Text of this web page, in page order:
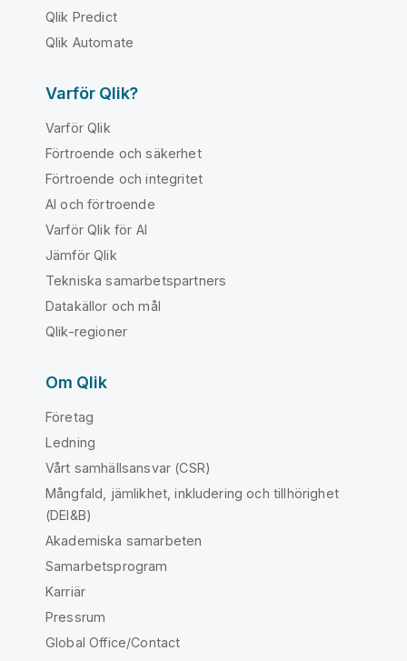
Qlik Predict
Qlik Automate
Varför Qlik?
Varför Qlik
Förtroende och säkerhet
Förtroende och integritet
AI och förtroende
Varför Qlik för AI
Jämför Qlik
Tekniska samarbetspartners
Datakällor och mål
Qlik-regioner
Om Qlik
Företag
Ledning
Vårt samhällsansvar (CSR)
Mångfald, jämlikhet, inkludering och tillhörighet
(DEI&B)
Akademiska samarbeten
Samarbetsprogram
Karriär
Pressrum
Global Office/Contact